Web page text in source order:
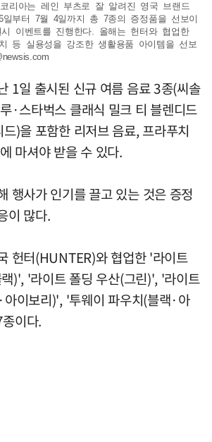
리아는 레인 부츠로 잘 알려진 영국 브랜드
부터 7월 4일까지 총 7종의 증정품을 선보이
이벤트를 진행한다. 올해는 헌터와 협업한
등 실용성을 강조한 생활용품 아이템을 선보
1일 출시된 신규 여름 음료 3종(씨솔
·스타벅스 클래식 밀크 티 블렌디드
)을 포함한 리저브 음료, 프라푸치
마셔야 받을 수 있다.
행사가 인기를 끌고 있는 것은 증정
이 많다.
헌터(HUNTER)와 협업한 '라이트
)', '라이트 폴딩 우산(그린)', '라이트
아이보리)', '투웨이 파우치(블랙·아
이다.